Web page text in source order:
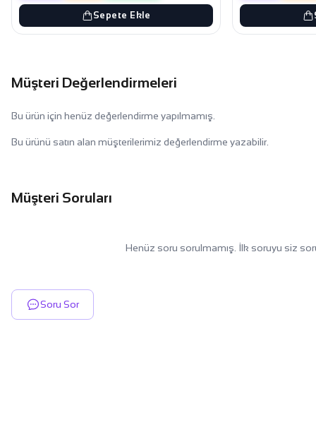
Sepete Ekle
Müşteri Değerlendirmeleri
Bu ürün için henüz değerlendirme yapılmamış.
Bu ürünü satın alan müşterilerimiz değerlendirme yazabilir.
Müşteri Soruları
Henüz soru sorulmamış. İlk soruyu siz
Soru Sor